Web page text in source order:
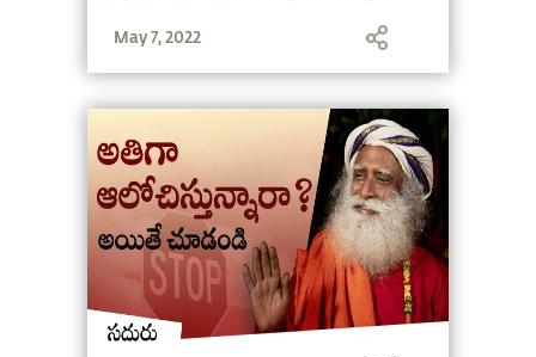
మీకున్న సామర్ధ్యం గురించి మాట్లాడుకోవాలి, మీ
చెప్పుకోనక్కరలేదు" అని అంటున్నారు సద్గురు.
May 7, 2022